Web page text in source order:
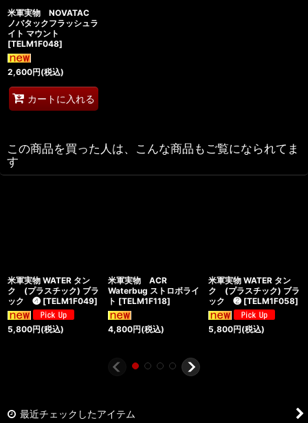
米軍実物 NOVATAC
ノバタックフラッシュラ
イト マウント
[TELM1F048]
2,600円(税込)
カートに入れる
この商品を買った人は、こんな商品もご覧になられてま
す
米軍実物 WATER タン
ク (プラスチック) ブラ
ック ❹ [TELM1F049]
5,800円(税込)
米軍実物 ACR
Waterbug ストロボライ
ト [TELM1F118]
4,800円(税込)
米軍実物 WATER タン
ク (プラスチック) ブラ
ック ❷ [TELM1F058]
5,800円(税込)
最近チェックしたアイテム